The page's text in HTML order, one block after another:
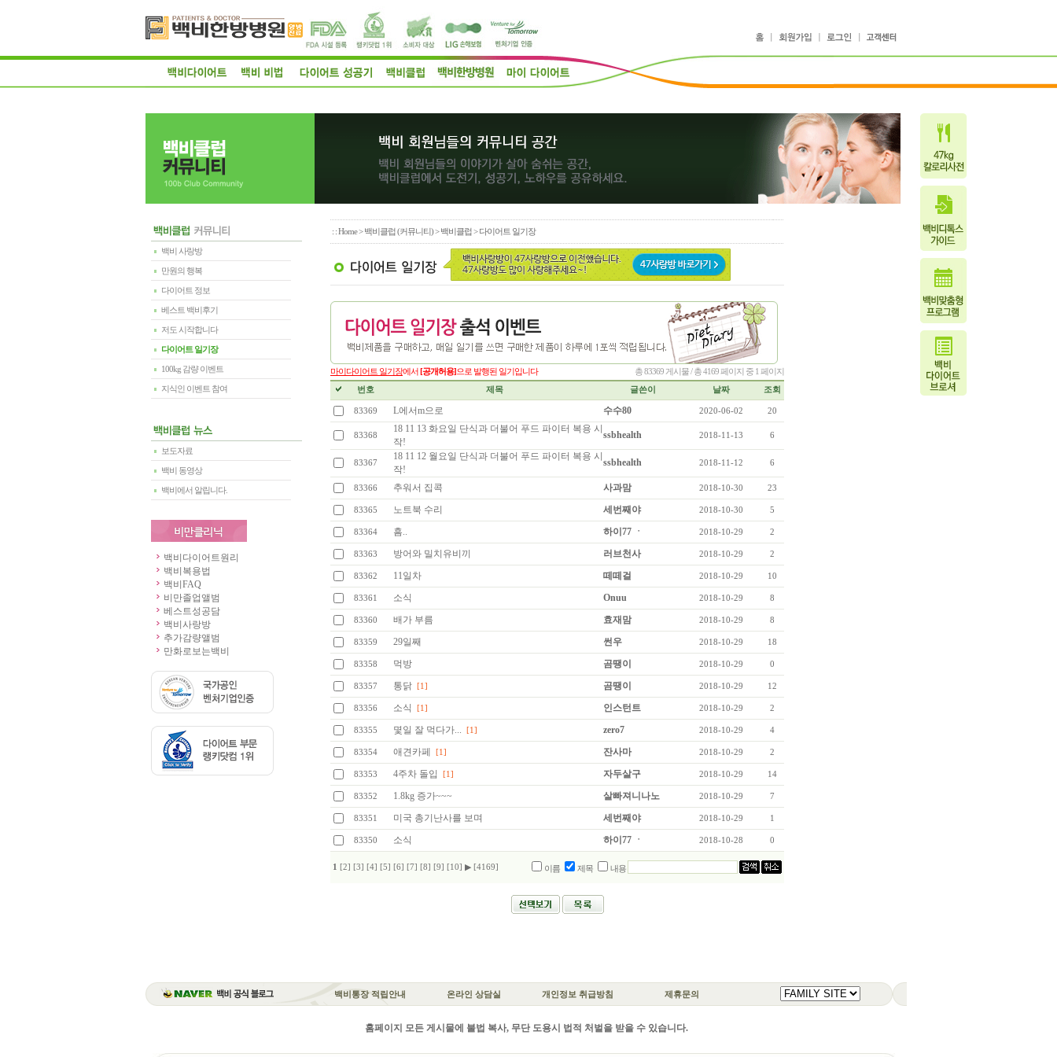
백비 사랑방
만원의 행복
다이어트 정보
베스트 백비후기
저도 시작합니다
다이어트 일기장
100kg 감량 이벤트
지식인 이벤트 참여
보도자료
백비 동영상
백비에서 알립니다.
백비다이어트원리
백비복용법
백비FAQ
비만졸업앨범
베스트성공담
백비사랑방
추가감량앨범
만화로보는백비
: :Home>백비클럽 (커뮤니티)> 백비클럽 > 다이어트 일기장
마이다이어트 일기장에서[공개허용]으로 발행된 일기입니다 총 83369 게시물 / 총 4169 페이지 중 1 페이지
번호 제목 글쓴이 날짜 조회
83369 L에서m으로 수수80 2020-06-02 20
83368
18 11 13 화요일 단식과 더불어 푸드 파이터 복용 시
작!
ssbhealth 2018-11-13 6
83367
18 11 12 월요일 단식과 더불어 푸드 파이터 복용 시
작!
ssbhealth 2018-11-12 6
83366 추워서 집콕 사과맘 2018-10-30 23
83365 노트북 수리 세번째야 2018-10-30 5
83364 흠.. 하이77 ㆍ 2018-10-29 2
83363 방어와 밀치유비끼 러브천사 2018-10-29 2
83362 11일차 떼떼걸 2018-10-29 10
83361 소식 Onuu 2018-10-29 8
83360 배가 부름 효재맘 2018-10-29 8
83359 29일째 썬우 2018-10-29 18
83358 먹방 곰땡이 2018-10-29 0
83357 통닭 [1] 곰땡이 2018-10-29 12
83356 소식 [1] 인스턴트 2018-10-29 2
83355 몇일 잘 먹다가... [1] zero7 2018-10-29 4
83354 애견카페 [1] 잔사마 2018-10-29 2
83353 4주차 돌입 [1] 자두살구 2018-10-29 14
83352 1.8kg 증가~~~ 살빠져니나노 2018-10-29 7
83351 미국 총기난사를 보며 세번째야 2018-10-29 1
83350 소식 하이77 ㆍ 2018-10-28 0
1 [2] [3] [4] [5] [6] [7] [8] [9] [10] ▶ [4169] 이름 제목 내용
백비통장 적립안내 온라인 상담실 개인정보 취급방침 제휴문의
홈페이지 모든 게시물에 불법 복사, 무단 도용시 법적 처벌을 받을 수 있습니다.